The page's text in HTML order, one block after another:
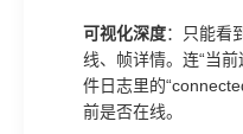
可视化深度：只能看
线、帧详情。连“当
件日志里的
前是否在线。